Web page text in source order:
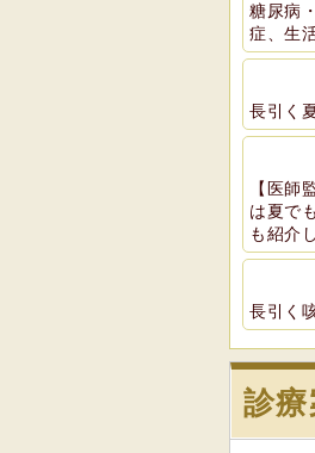
糖尿病
症、生
長引く
【医師
は夏で
も紹介
長引く
診療